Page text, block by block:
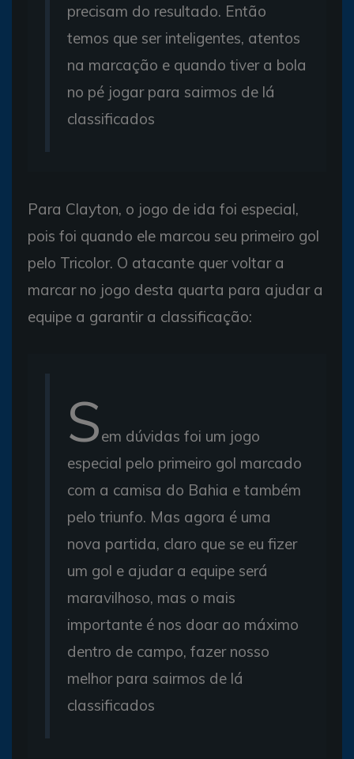
precisam do resultado. Então
temos que ser inteligentes, atentos
na marcação e quando tiver a bola
no pé jogar para sairmos de lá
classificados
Para Clayton, o jogo de ida foi especial,
pois foi quando ele marcou seu primeiro gol
pelo Tricolor. O atacante quer voltar a
marcar no jogo desta quarta para ajudar a
equipe a garantir a classificação:
Sem dúvidas foi um jogo
especial pelo primeiro gol marcado
com a camisa do Bahia e também
pelo triunfo. Mas agora é uma
nova partida, claro que se eu fizer
um gol e ajudar a equipe será
maravilhoso, mas o mais
importante é nos doar ao máximo
dentro de campo, fazer nosso
melhor para sairmos de lá
classificados